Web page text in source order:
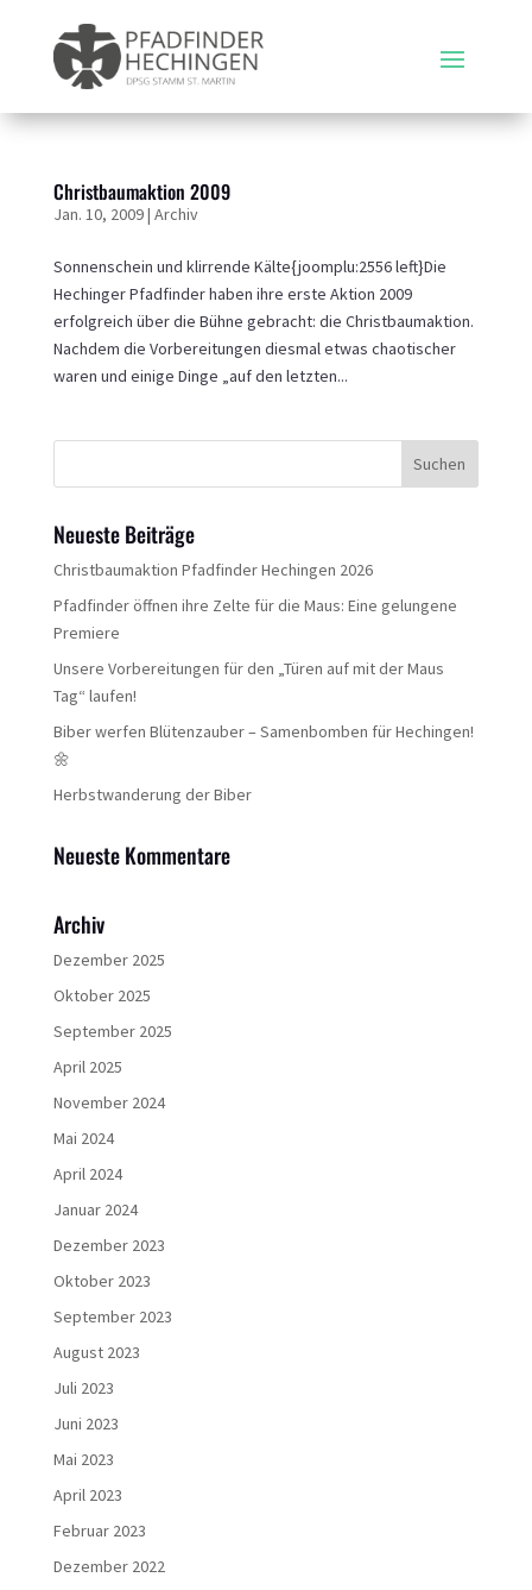
Christbaumaktion 2009
Jan. 10, 2009| Archiv
Sonnenschein und klirrende Kälte{joomplu:2556 left}Die
Hechinger Pfadfinder haben ihre erste Aktion 2009
erfolgreich über die Bühne gebracht: die Christbaumaktion.
Nachdem die Vorbereitungen diesmal etwas chaotischer
waren und einige Dinge „auf den letzten...
Neueste Beiträge
Christbaumaktion Pfadfinder Hechingen 2026
Pfadfinder öffnen ihre Zelte für die Maus: Eine gelungene
Premiere
Unsere Vorbereitungen für den „Türen auf mit der Maus
Tag“ laufen!
Biber werfen Blütenzauber – Samenbomben für Hechingen!
🌼
Herbstwanderung der Biber
Neueste Kommentare
Archiv
Dezember 2025
Oktober 2025
September 2025
April 2025
November 2024
Mai 2024
April 2024
Januar 2024
Dezember 2023
Oktober 2023
September 2023
August 2023
Juli 2023
Juni 2023
Mai 2023
April 2023
Februar 2023
Dezember 2022